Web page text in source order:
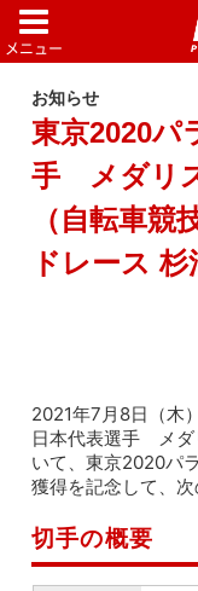
お知らせ
東京2020パ
手 メダリ
（自転車競
ドレース 杉
2021年7月8日（木
日本代表選手 メダ
いて、東京2020パ
獲得を記念して、次
切手の概要